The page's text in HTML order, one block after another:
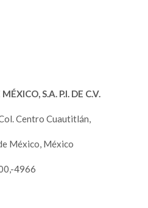
S.A. P.I. DE C.V.
Centro Cuautitlán,
México, México
4966